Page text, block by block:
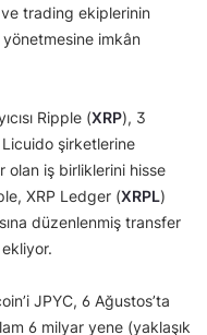
trading ekiplerinin
yönetmesine imkân
Ripple (XRP), 3
şirketlerine
olan iş birliklerini hisse
XRP Ledger (XRPL)
düzenlenmiş transfer
JPYC, 6 Ağustos’ta
6 milyar yene (yaklaşık